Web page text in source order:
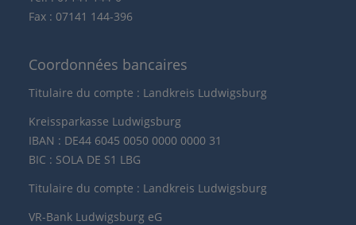
Fax : 07141 144-396
Coordonnées bancaires
Titulaire du compte : Landkreis Ludwigsburg
Kreissparkasse Ludwigsburg
IBAN : DE44 6045 0050 0000 0000 31
BIC : SOLA DE S1 LBG
Titulaire du compte : Landkreis Ludwigsburg
VR-Bank Ludwigsburg eG